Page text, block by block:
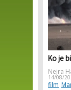
Ko je
Nejra
14/08/
film